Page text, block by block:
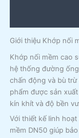
Giới thiệu Khớp nối
Khớp nối mềm cao
hệ thống đường
chấn động và bù trừ
phẩm được sản
kín khít và độ bền
Với thiết kế linh
mềm DN50 giúp